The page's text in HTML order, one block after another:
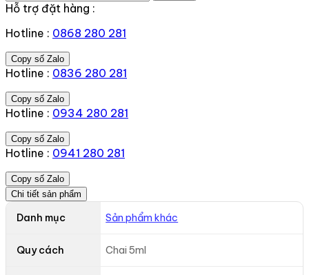
Hỗ trợ đặt hàng :
Hotline : 0868 280 281
Copy số Zalo
Hotline : 0836 280 281
Copy số Zalo
Hotline : 0934 280 281
Copy số Zalo
Hotline : 0941 280 281
Copy số Zalo
Chi tiết sản phẩm
Danh mục Sản phẩm khác
Quy cách Chai 5ml